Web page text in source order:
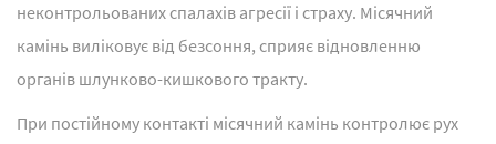
неконтрольованих спалахів агресії і страху. Місячний
камінь виліковує від безсоння, сприяє відновленню
органів шлунково-кишкового тракту.
При постійному контакті місячний камінь контролює рух